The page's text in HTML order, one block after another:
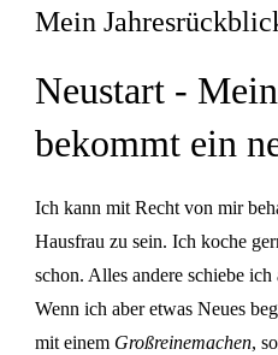
Mein
Neustart -
bekommt ein
Ich kann mit Recht von mir
Hausfrau zu sein. Ich koche
schon. Alles andere schiebe
Wenn ich aber etwas Neues
mit einem Großreinemachen,